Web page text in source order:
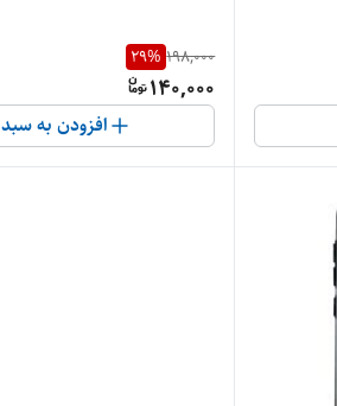
198,000
29%
140,000
افزودن به سبد